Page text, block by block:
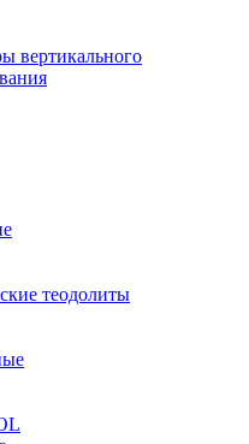
вертикального
теодолиты